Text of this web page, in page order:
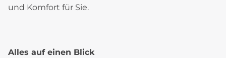
und Komfort für Sie.
Alles auf einen Blick